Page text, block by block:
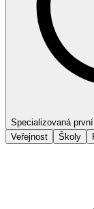
Specializovaná
Veřejnost
Školy